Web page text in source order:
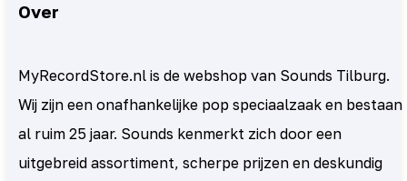
Over
MyRecordStore.nl is de webshop van Sounds Tilburg.
Wij zijn een onafhankelijke pop speciaalzaak en bestaan
al ruim 25 jaar. Sounds kenmerkt zich door een
uitgebreid assortiment, scherpe prijzen en deskundig